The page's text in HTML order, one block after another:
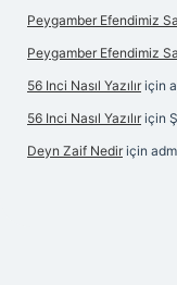
Peygamber Efendimiz
Peygamber Efendimiz
56 Inci Nasıl Yazılır için
56 Inci Nasıl Yazılır için
Deyn Zaif Nedir için